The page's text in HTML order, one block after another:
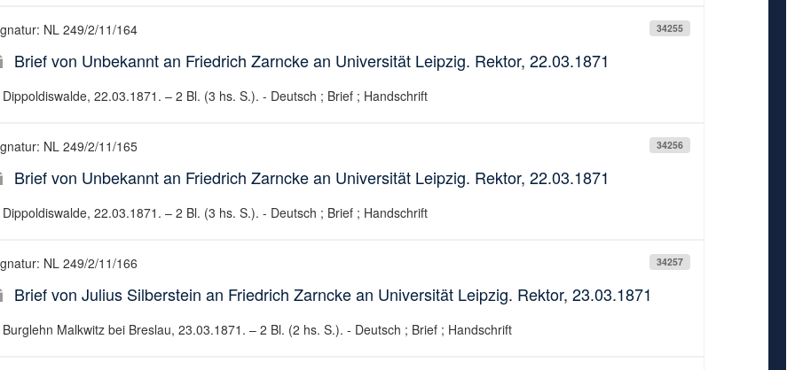
34255
NL 249/2/11/164
Brief von Unbekannt an Friedrich Zarncke an Universität Leipzig. Rektor, 22.03.1871
Dippoldiswalde, 22.03.1871. – 2 Bl. (3 hs. S.). - Deutsch ; Brief ; Handschrift
34256
NL 249/2/11/165
Brief von Unbekannt an Friedrich Zarncke an Universität Leipzig. Rektor, 22.03.1871
Dippoldiswalde, 22.03.1871. – 2 Bl. (3 hs. S.). - Deutsch ; Brief ; Handschrift
34257
NL 249/2/11/166
Brief von Julius Silberstein an Friedrich Zarncke an Universität Leipzig. Rektor, 23.03.1871
Burglehn Malkwitz bei Breslau, 23.03.1871. – 2 Bl. (2 hs. S.). - Deutsch ; Brief ; Handschrift